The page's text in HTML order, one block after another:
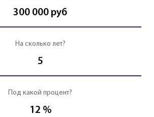
300 000 руб
На сколько лет?
5
Под какой процент?
12 %